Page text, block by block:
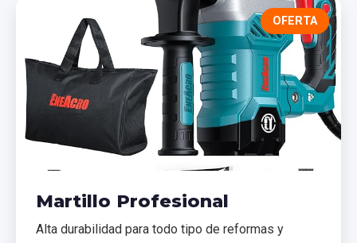
OFERTA
Martillo Profesional
Alta durabilidad para todo tipo de reformas y